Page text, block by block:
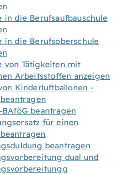
in die Berufsaufbauschule
in die Berufsoberschule
von Tätigkeiten mit
Arbeitsstoffen anzeigen
Kinderluftballonen -
beantragen
für einen
beantragen
dual und